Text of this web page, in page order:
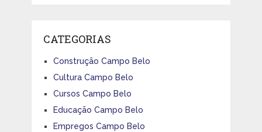
CATEGORIAS
Construção Campo Belo
Cultura Campo Belo
Cursos Campo Belo
Educação Campo Belo
Empregos Campo Belo